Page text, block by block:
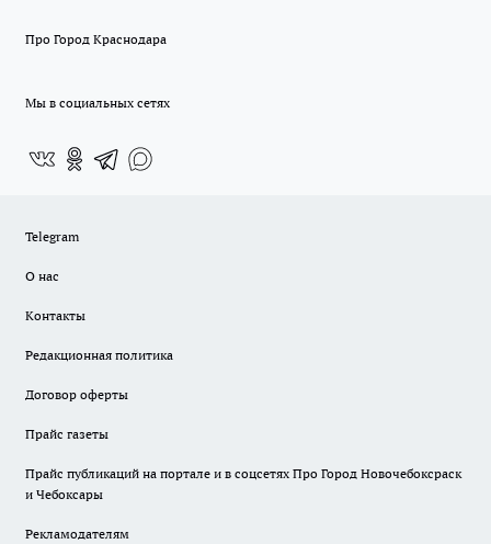
Про Город Краснодара
Мы в социальных сетях
Telegram
О нас
Контакты
Редакционная политика
Договор оферты
Прайс газеты
Прайс публикаций на портале и в соцсетях Про Город Новочебоксраск
и Чебоксары
Рекламодателям